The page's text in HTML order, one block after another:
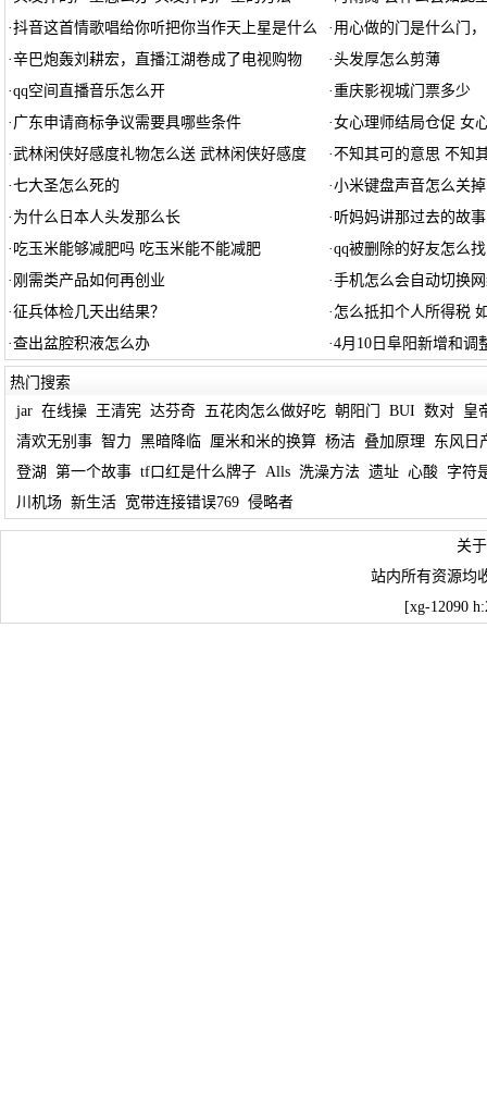
·抖音这首情歌唱给你听把你当作天上星是什么 · 用心做的门是什么门
·辛巴炮轰刘耕宏，直播江湖卷成了电视购物 ·头发厚怎么剪薄
·qq空间直播音乐怎么开 ·重庆影视城门票多少
· 广东申请商标争议需要具哪些条件 ·女心理师结局仓促 女
·武林闲侠好感度礼物怎么送 武林闲侠好感度 ·不知其可的意思 不知
·七大圣怎么死的 ·小米键盘声音怎么关掉
· 为什么日本人头发那么长 · 听妈妈讲那过去的故
· 吃玉米能够减肥吗 吃玉米能不能减肥 ·qq被删除的好友怎么
· 刚需类产品如何再创业 ·手机怎么会自动切换
·征兵体检几天出结果？ · 怎么抵扣个人所得税
·查出盆腔积液怎么办 ·4月10日阜阳新增和调
热门搜索
jar 在线操 王清宪 达芬奇 五花肉怎么做好吃 朝阳门 BUI 数对
皇
清欢无别事 智力 黑暗降临 厘米和米的换算 杨洁 叠加原理
东风日
登湖
第一个故事 tf口红是什么牌子 Alls 洗澡方法 遗址 心酸
字符
川机场 新生活 宽带连接错误769 侵略者
关
站内所有资源均
[xg-12090